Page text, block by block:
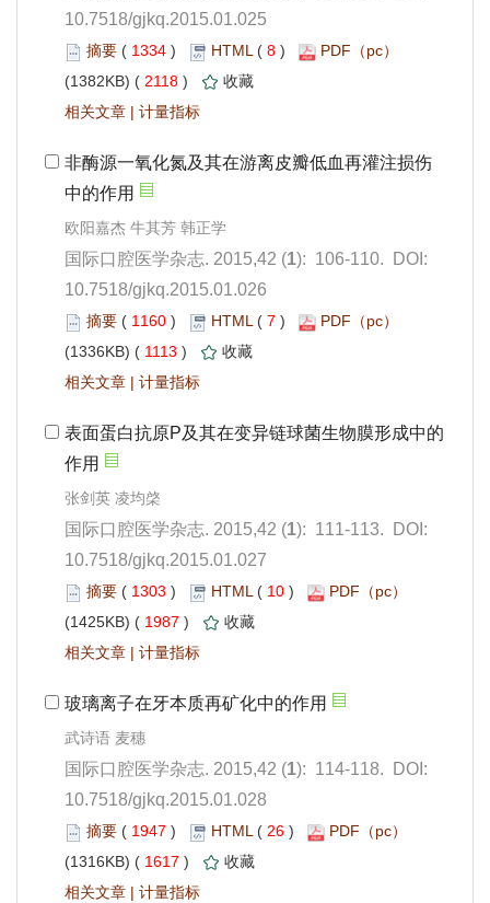
10.7518/gjkq.2015.01.025
1334 ) 8 )
2118 )
|
): 106-110. DOI:
10.7518/gjkq.2015.01.026
1160 ) 7 )
1113 )
|
): 111-113. DOI:
10.7518/gjkq.2015.01.027
1303 ) 10 )
1987 )
|
): 114-118. DOI:
10.7518/gjkq.2015.01.028
1947 ) 26 )
1617 )
|